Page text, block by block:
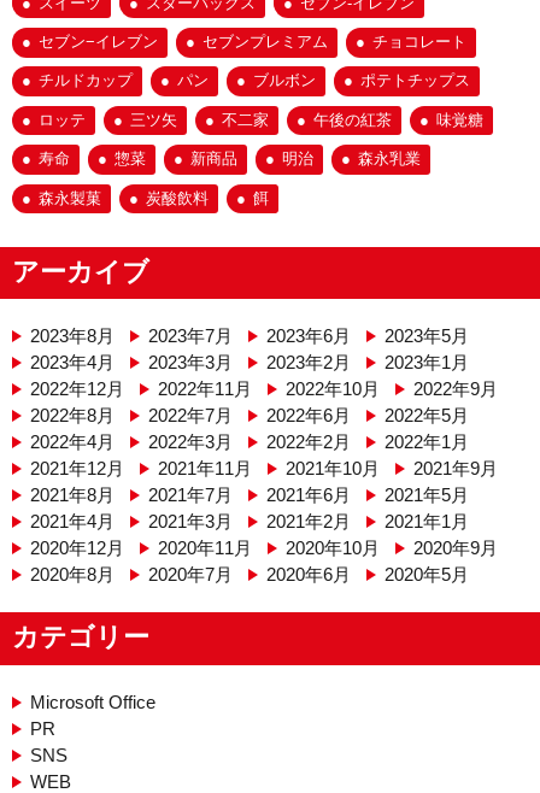
セブン−イレブン セブンプレミアム チョコレート
チルドカップ パン ブルボン ポテトチップス
ロッテ 三ツ矢 不二家 午後の紅茶 味覚糖
寿命 惣菜 新商品 明治 森永乳業
森永製菓 炭酸飲料 餌
アーカイブ
2023年8月 2023年7月 2023年6月
2023年5月
2023年4月
2023年3月 2023年2月
2023年1月
2022年12月
2022年11月 2022年10月
2022年9月
2022年8月
2022年7月 2022年6月
2022年5月
2022年4月
2022年3月 2022年2月
2022年1月
2021年12月
2021年11月 2021年10月
2021年9月
2021年8月
2021年7月 2021年6月
2021年5月
2021年4月
2021年3月 2021年2月
2021年1月
2020年12月
2020年11月 2020年10月
2020年9月
2020年8月
2020年7月 2020年6月 2020年5月
カテゴリー
Microsoft Office
PR
SNS
WEB